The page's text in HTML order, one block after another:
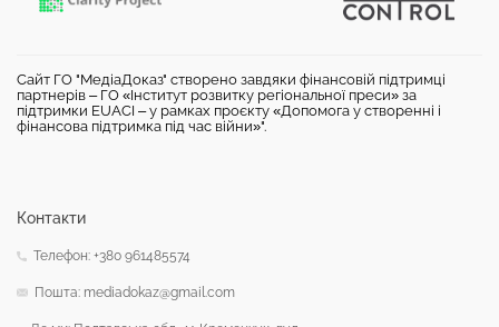
Сайт ГО "МедіаДоказ" створено завдяки фінансовій підтримці
партнерів – ГО «Інститут розвитку регіональної преси» за
підтримки EUACI – у рамках проєкту «Допомога у створенні і
фінансова підтримка під час війни»".
Контакти
Телефон: +380 961485574
Пошта: mediadokaz@gmail.com